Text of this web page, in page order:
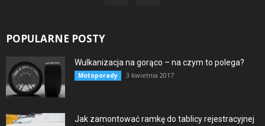
POPULARNE POSTY
Wulkanizacja na gorąco – na czym to polega?
Motoporady 3 kwietnia 2017
Jak zamontować ramkę do tablicy rejestracyjnej